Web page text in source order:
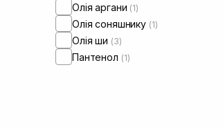
Олія аргани (1)
Олія соняшнику (1)
Олія ши (3)
Пантенол (1)